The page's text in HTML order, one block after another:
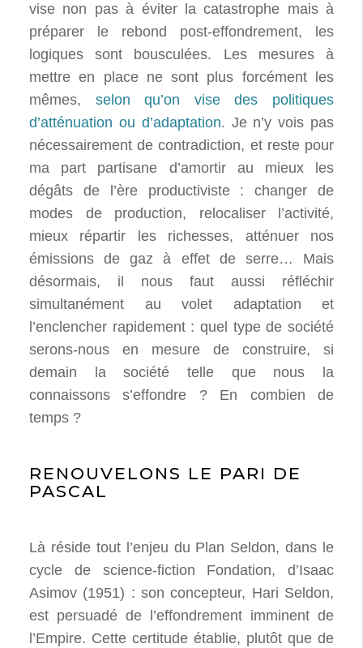
vise non pas à éviter la catastrophe mais à
préparer le rebond post-effondrement, les
logiques sont bousculées. Les mesures à
mettre en place ne sont plus forcément les
mêmes, selon qu’on vise des politiques
d’atténuation ou d’adaptation. Je n’y vois pas
nécessairement de contradiction, et reste pour
ma part partisane d’amortir au mieux les
dégâts de l’ère productiviste : changer de
modes de production, relocaliser l’activité,
mieux répartir les richesses, atténuer nos
émissions de gaz à effet de serre… Mais
désormais, il nous faut aussi réfléchir
simultanément au volet adaptation et
l’enclencher rapidement : quel type de société
serons-nous en mesure de construire, si
demain la société telle que nous la
connaissons s’effondre ? En combien de
temps ?
RENOUVELONS LE PARI DE
PASCAL
Là réside tout l’enjeu du Plan Seldon, dans le
cycle de science-fiction Fondation, d’Isaac
Asimov (1951) : son concepteur, Hari Seldon,
est persuadé de l’effondrement imminent de
l’Empire. Cette certitude établie, plutôt que de